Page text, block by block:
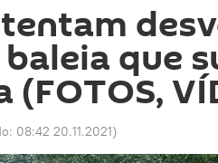
que
08:42 20.11.2021)